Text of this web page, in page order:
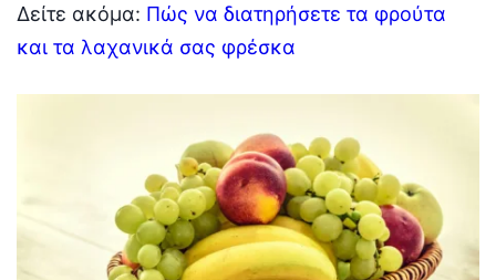
Δείτε ακόμα: Πώς να διατηρήσετε τα φρούτα
και τα λαχανικά σας φρέσκα